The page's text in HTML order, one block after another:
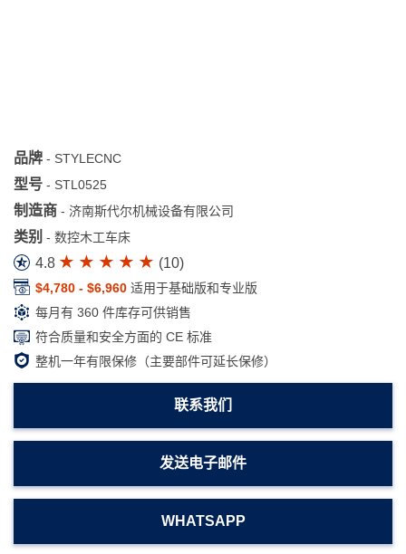
品牌 - STYLECNC
型号 - STL0525
制造商 - 济南斯代尔机械设备有限公司
类别 - 数控木工车床
4.8 (10)
$4,780 - $6,960 适用于基础版和专业版
每月有 360 件库存可供销售
符合质量和安全方面的 CE 标准
整机一年有限保修（主要部件可延长保修）
联系我们
发送电子邮件
WHATSAPP